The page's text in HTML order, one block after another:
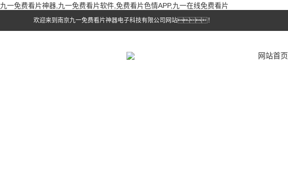
九一免费看片神器,九一免费看片软件,免费看片色情APP,九一在线免费看片
欢迎来到南京九一免费看片神器电子科技有限公司网站！
网站首页